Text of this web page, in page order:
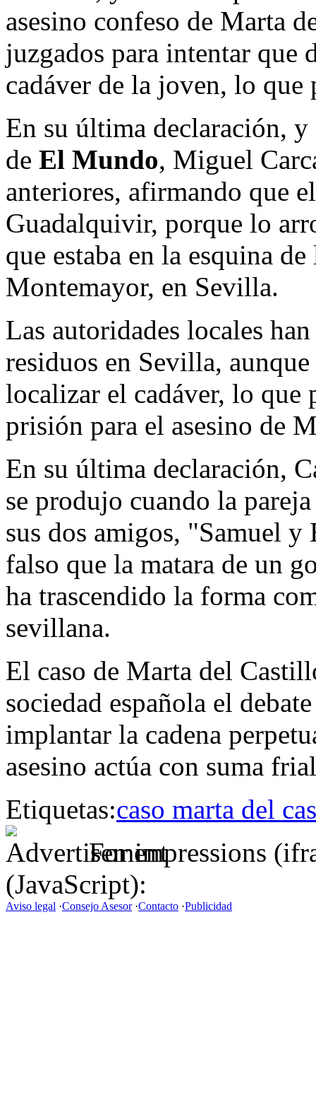
asesino confeso de Marta
juzgados para intentar que
cadáver de la joven, lo
En su última declaración,
de El Mundo, Miguel
anteriores, afirmando que
Guadalquivir, porque lo
que estaba en la esquina
Montemayor, en Sevilla.
Las autoridades locales
residuos en Sevilla,
localizar el cadáver, lo
prisión para el asesino de
En su última declaración,
se produjo cuando la
sus dos amigos, "Samuel
falso que la matara de un
ha trascendido la forma
sevillana.
El caso de Marta del
sociedad española el
implantar la cadena
asesino actúa con suma
Etiquetas:caso marta del
For impressions
(JavaScript):
Aviso legal ·Consejo Asesor·Contacto ·Publicidad